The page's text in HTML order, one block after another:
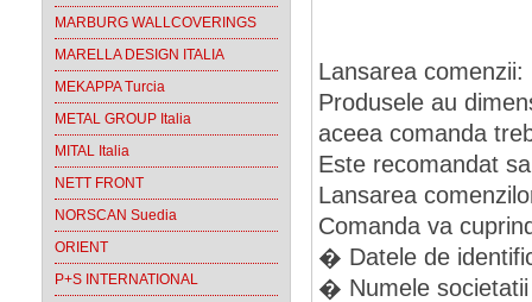
MARBURG WALLCOVERINGS
MARELLA DESIGN ITALIA
MEKAPPA Turcia
METAL GROUP Italia
MITAL Italia
NETT FRONT
NORSCAN Suedia
ORIENT
P+S INTERNATIONAL
Lansarea comenzii:
Produsele au
aceea comanda
Este recomandat
Lansarea
Comanda va
� Datele de
� Numele